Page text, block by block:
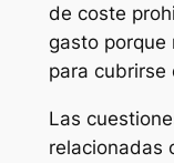
de coste
gasto porque
para cubrirse
Las
relacionadas